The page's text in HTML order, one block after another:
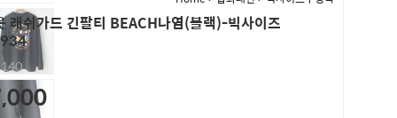
래쉬가드 긴팔티 BEACH나염(블랙)-빅사이즈